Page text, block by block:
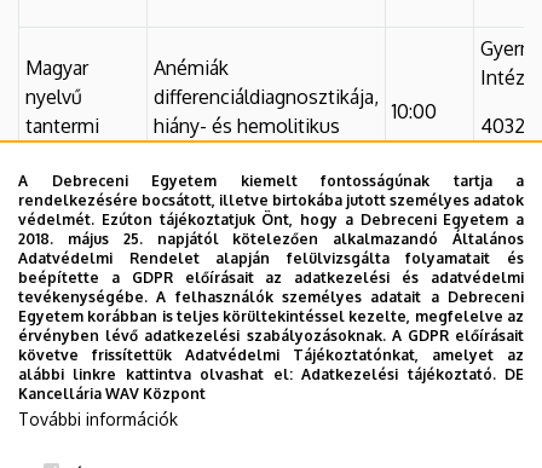
Magyar
nyelvű
tantermi
Anémiák
differenciáldiagnosztikája,
hiány- és hemolitikus
10:00
4032
Tudományos
előadás
A precíziós onkológia, a
molekuláris markerek
szerepe a gyermek
hemato-onkológiában a
korszerű diagnosztikára, a
rizikó alapú és célzott
kezelésekre vonatkozóan
11:00
4032
A Debreceni Egyetem kiemelt fontosságúnak tartja a
rendelkezésére bocsátott, illetve birtokába jutott személyes adatok
védelmét. Ezúton tájékoztatjuk Önt, hogy a Debreceni Egyetem a
2018. május 25. napjától kötelezően alkalmazandó Általános
Adatvédelmi Rendelet alapján felülvizsgálta folyamatait és
beépítette a GDPR előírásait az adatkezelési és adatvédelmi
tevékenységébe. A felhasználók személyes adatait a Debreceni
Egyetem korábban is teljes körültekintéssel kezelte, megfelelve az
érvényben lévő adatkezelési szabályozásoknak. A GDPR előírásait
követve frissítettük Adatvédelmi Tájékoztatónkat, amelyet az
alábbi linkre kattintva olvashat el:Adatkezelési tájékoztató. DE
Kancellária WAV Központ
További információk